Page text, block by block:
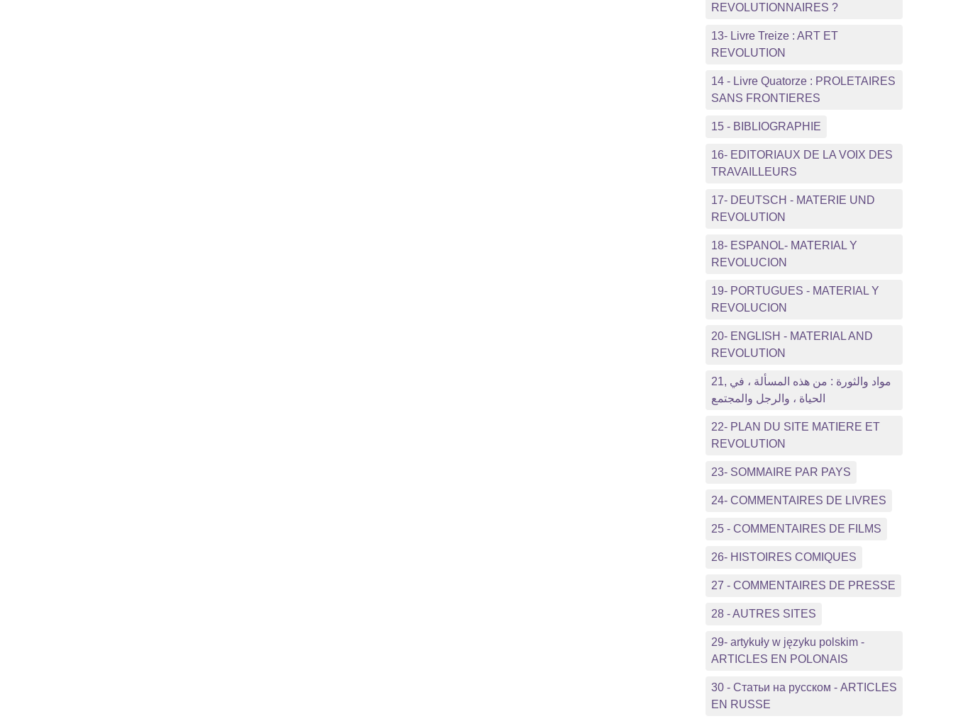
REVOLUTIONNAIRES ?
13- Livre Treize : ART ET
REVOLUTION
14 - Livre Quatorze : PROLETAIRES
SANS FRONTIERES
15 - BIBLIOGRAPHIE
16- EDITORIAUX DE LA VOIX DES
TRAVAILLEURS
17- DEUTSCH - MATERIE UND
REVOLUTION
18- ESPANOL- MATERIAL Y
REVOLUCION
19- PORTUGUES - MATERIAL Y
REVOLUCION
20- ENGLISH - MATERIAL AND
REVOLUTION
21, مواد والثورة : من هذه المسألة ، في
الحياة ، والرجل والمجتمع
22- PLAN DU SITE MATIERE ET
REVOLUTION
23- SOMMAIRE PAR PAYS
24- COMMENTAIRES DE LIVRES
25 - COMMENTAIRES DE FILMS
26- HISTOIRES COMIQUES
27 - COMMENTAIRES DE PRESSE
28 - AUTRES SITES
29- artykuły w języku polskim -
ARTICLES EN POLONAIS
30 - Статьи на русском - ARTICLES
EN RUSSE